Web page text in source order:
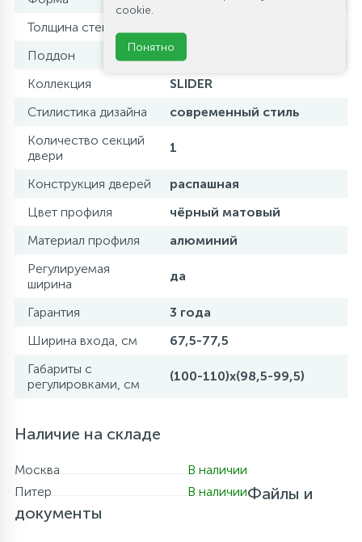
Толщина стекла, мм
Поддон
без поддона
Коллекция
SLIDER
Стилистика дизайна
современный стиль
Количество секций
двери
1
Конструкция дверей
распашная
Цвет профиля
чёрный матовый
Материал профиля
алюминий
Регулируемая
ширина
да
Гарантия
3 года
Ширина входа, см
67,5-77,5
Габариты с
регулировками, см
(100-110)x(98,5-99,5)
Наличие на складе
Москва
В наличии
Питер
В наличииФайлы и
документы
cookie.
Понятно